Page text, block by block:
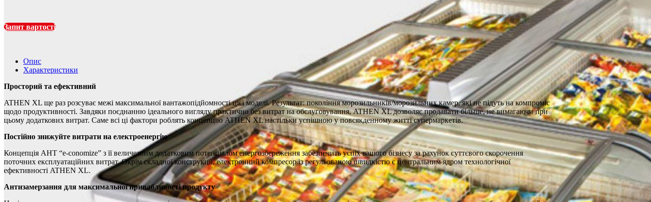
Запит вартості
Опис
Характеристики
Просторий та ефективний
ATHEN XL ще раз розсуває межі максимальної вантажопідйомності цієї моделі. Результат: покоління морозильників/морозильних камер, які не підуть на компроміс
щодо продуктивності. Завдяки поєднанню ідеального вигляду практично без витрат на обслуговування, ATHEN XL дозволяє продавати більше, не вимагаючи при
цьому додаткових витрат. Саме всі ці фактори роблять концепцію ATHEN XL настільки успішною у повсякденному житті супермаркетів.
Постійно знижуйте витрати на електроенергію
Концепція AHT “e-conomize” з її величезним додатковим потенціалом енергозбереження забезпечить успіх вашого бізнесу за рахунок суттєвого скорочення
поточних експлуатаційних витрат. Окрім складної конструкції, електронний компресор із регульованою швидкістю є центральним ядром технологічної
ефективності ATHEN XL.
Антизамерзання для максимальної привабливості продукту